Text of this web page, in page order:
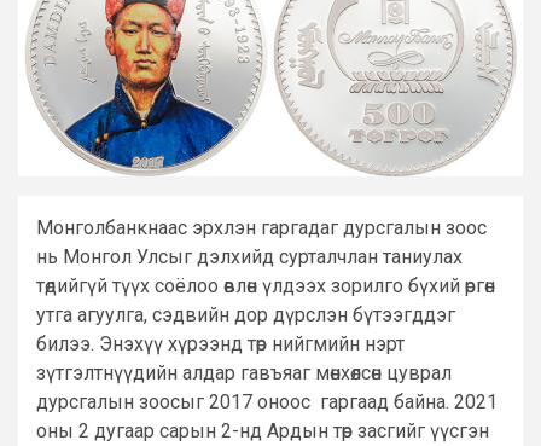
Монголбанкнаас эрхлэн гаргадаг дурсгалын зоос
нь Монгол Улсыг дэлхийд сурталчлан таниулах
төдийгүй түүх соёлоо өвлөн үлдээх зорилго бүхий өргөн
утга агуулга, сэдвийн дор дүрслэн бүтээгддэг
билээ. Энэхүү хүрээнд төр нийгмийн нэрт
зүтгэлтнүүдийн алдар гавъяаг мөнхөлсөн цуврал
дурсгалын зоосыг 2017 оноос гаргаад байна. 2021
оны 2 дугаар сарын 2-нд Ардын төр засгийг үүсгэн